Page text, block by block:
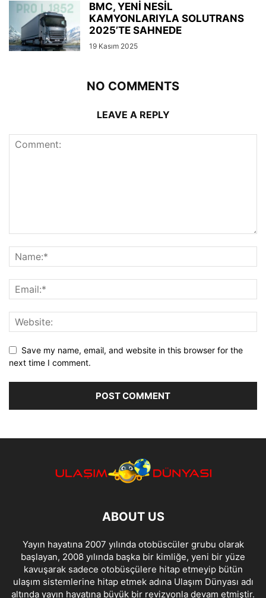
BMC, YENİ NESİL
KAMYONLARIYLA SOLUTRANS
2025’TE SAHNEDE
19 Kasım 2025
NO COMMENTS
LEAVE A REPLY
Save my name, email, and website in this browser for the
next time I comment.
ABOUT US
Yayın hayatına 2007 yılında otobüscüler grubu olarak
başlayan, 2008 yılında başka bir kimliğe, yeni bir yüze
kavuşarak sadece otobüsçülere hitap etmeyip bütün
ulaşım sistemlerine hitap etmek adına Ulaşım Dünyası adı
altında yayın hayatına büyük bir revizyonla devam etmiştir.